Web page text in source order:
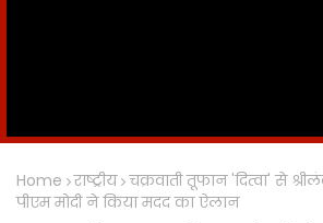
Home राष्ट्रीय चक्रवाती तूफान 'दित्वा' से
पीएम मोदी ने किया मदद का ऐलान